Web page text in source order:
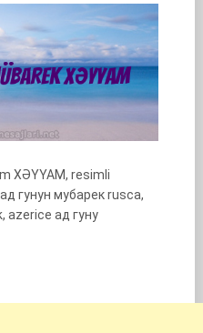
XƏYYAM, resimli
гунун мубарек rusca,
azerice ад гуну